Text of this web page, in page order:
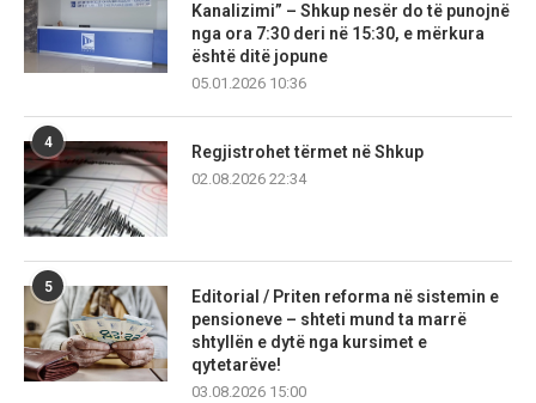
Kanalizimi” – Shkup nesër do të punojnë
nga ora 7:30 deri në 15:30, e mërkura
është ditë jopune
05.01.2026 10:36
4
Regjistrohet tërmet në Shkup
02.08.2026 22:34
5
Editorial / Priten reforma në sistemin e
pensioneve – shteti mund ta marrë
shtyllën e dytë nga kursimet e
qytetarëve!
03.08.2026 15:00